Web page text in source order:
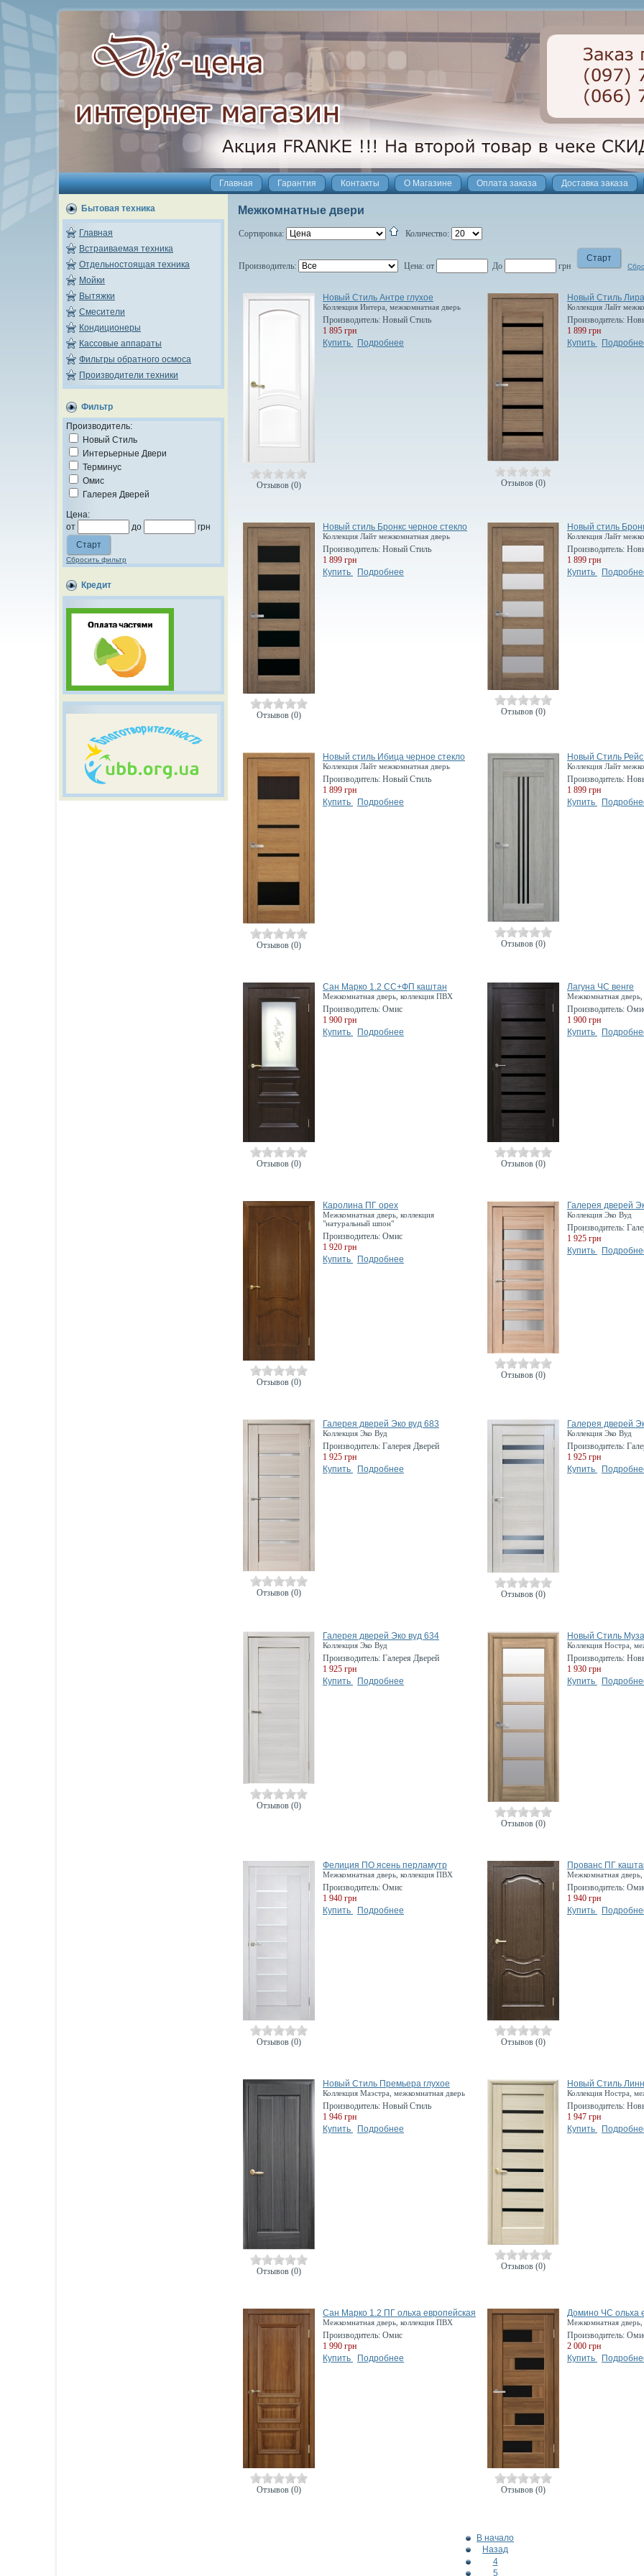
Главная Гарантия Контакты О Магазине Оплата заказа Доставка заказа
Бытовая техника
Главная
Встраиваемая техника
Отдельностоящая техника
Мойки
Вытяжки
Смесители
Кондиционеры
Кассовые аппараты
Фильтры обратного осмоса
Производители техники
Фильтр
Производитель:
Новый Стиль
Интерьерные Двери
Терминус
Омис
Галерея Дверей
Цена:
от
до грн
Сбросить фильтр
Кредит
Межкомнатные двери
Сортировка: Количество:
Производитель: Цена: от До грн
Отзывов (0)
Новый Стиль Антре глухое
Коллекция Интера, межкомнатная дверь
Производитель: Новый Стиль
1 895 грн
Купить
Подробнее
Отзывов (0)
Новый Стиль
Коллекция Лайт
Производитель:
1 899 грн
Купить
Отзывов (0)
Новый стиль Бронкс черное стекло
Коллекция Лайт межкомнатная дверь
Производитель: Новый Стиль
1 899 грн
Купить
Подробнее
Отзывов (0)
Новый стиль
Коллекция Лайт
Производитель:
1 899 грн
Купить
Отзывов (0)
Новый стиль Ибица черное стекло
Коллекция Лайт межкомнатная дверь
Производитель: Новый Стиль
1 899 грн
Купить
Подробнее
Отзывов (0)
Новый Стиль Рейс
Коллекция Лайт
Производитель:
1 899 грн
Купить
Отзывов (0)
Сан Марко 1.2 СС+ФП каштан
Межкомнатная дверь, коллекция ПВХ
Производитель: Омис
1 900 грн
Купить
Подробнее
Отзывов (0)
Лагуна ЧС венге
Межкомнатная
Производитель:
1 900 грн
Купить
Отзывов (0)
Каролина ПГ орех
Межкомнатная дверь, коллекция
"натуральный шпон"
Производитель: Омис
1 920 грн
Купить
Подробнее
Отзывов (0)
Галерея дверей
Коллекция Эко Вуд
Производитель:
1 925 грн
Купить
Отзывов (0)
Галерея дверей Эко вуд 683
Коллекция Эко Вуд
Производитель: Галерея Дверей
1 925 грн
Купить
Подробнее
Отзывов (0)
Галерея дверей
Коллекция Эко Вуд
Производитель:
1 925 грн
Купить
Отзывов (0)
Галерея дверей Эко вуд 634
Коллекция Эко Вуд
Производитель: Галерея Дверей
1 925 грн
Купить
Подробнее
Отзывов (0)
Новый Стиль Муза
Коллекция Ностра,
Производитель:
1 930 грн
Купить
Отзывов (0)
Фелиция ПО ясень перламутр
Межкомнатная дверь, коллекция ПВХ
Производитель: Омис
1 940 грн
Купить
Подробнее
Отзывов (0)
Прованс ПГ
Межкомнатная
Производитель:
1 940 грн
Купить
Отзывов (0)
Новый Стиль Премьера глухое
Коллекция Маэстра, межкомнатная дверь
Производитель: Новый Стиль
1 946 грн
Купить
Подробнее
Отзывов (0)
Новый Стиль
Коллекция Ностра,
Производитель:
1 947 грн
Купить
Отзывов (0)
Сан Марко 1.2 ПГ ольха европейская
Межкомнатная дверь, коллекция ПВХ
Производитель: Омис
1 990 грн
Купить
Подробнее
Отзывов (0)
Домино ЧС ольха
Межкомнатная
Производитель:
2 000 грн
Купить
В начало
Назад
4
5